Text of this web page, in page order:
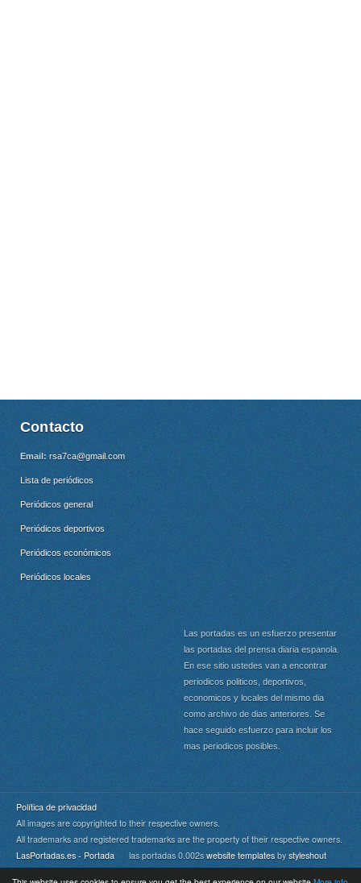
Contacto
Email: rsa7ca@gmail.com
Lista de periódicos
Periódicos general
Periódicos deportivos
Periódicos económicos
Periódicos locales
Las portadas es un esfuerzo presentar
las portadas del prensa diaria espanola.
En ese sitio ustedes van a encontrar
periodicos politicos, deportivos,
economicos y locales del mismo dia
como archivo de dias anteriores. Se
hace seguido esfuerzo para incluir los
mas periodicos posibles.
Política de privacidad
All images are copyrighted to their respective owners.
All trademarks and registered trademarks are the property of their respective owners.
LasPortadas.es - Portada las portadas 0.002s website templatesby styleshout